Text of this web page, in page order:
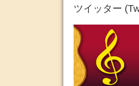
ツイッター